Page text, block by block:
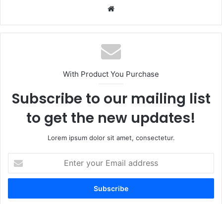
With Product You Purchase
Subscribe to our mailing list
to get the new updates!
Lorem ipsum dolor sit amet, consectetur.
your
Email